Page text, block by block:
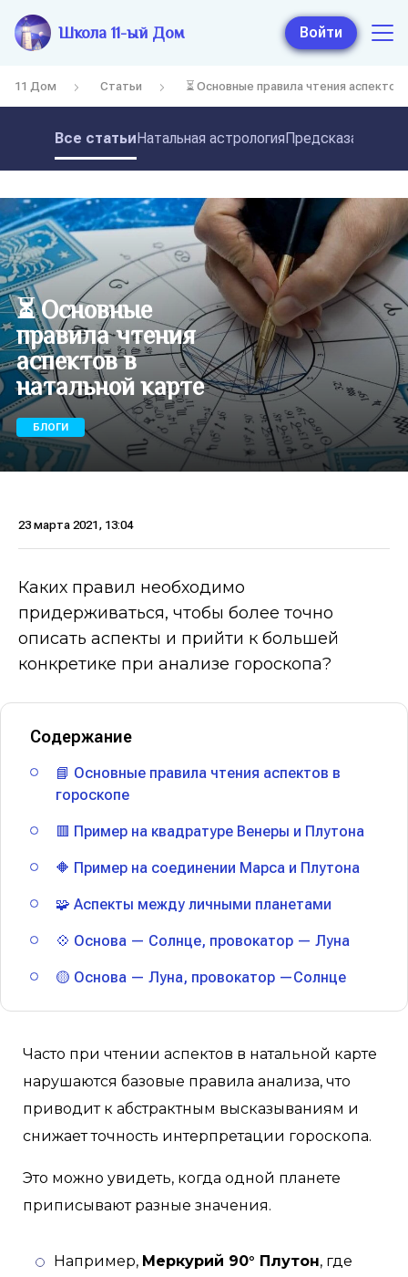
Школа 11-ый Дом Войти
11 Дом Статьи ⏳ Основные правила чтения аспектов
Все статьиНатальная астрология
⏳ Основные
правила чтения
аспектов в
натальной карте
БЛОГИ
23 марта 2021, 13:04
Каких правил необходимо
придерживаться, чтобы более точно
описать аспекты и прийти к большей
конкретике при анализе гороскопа?
Содержание
📘 Основные правила чтения аспектов в
гороскопе
🟥 Пример на квадратуре Венеры и Плутона
🔶 Пример на соединении Марса и Плутона
🧩 Аспекты между личными планетами
💠 Основа — Солнце, провокатор — Луна
🟡 Основа — Луна, провокатор —Солнце
Часто при чтении аспектов в натальной карте
нарушаются базовые правила анализа, что
приводит к абстрактным высказываниям и
снижает точность интерпретации гороскопа.
Это можно увидеть, когда одной планете
приписывают разные значения.
Например, Меркурий 90° Плутон, где